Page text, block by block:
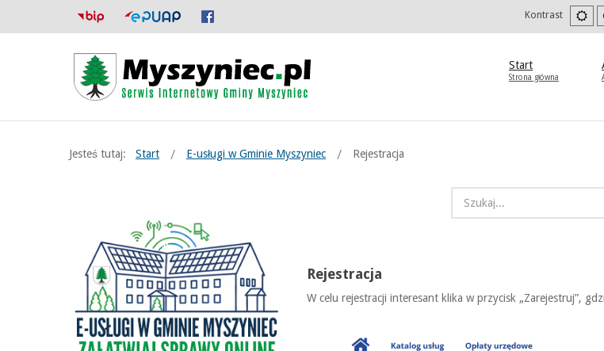
Kontrast
Start
Strona główna
Jesteś tutaj: Start E-usługi w Gminie Myszyniec Rejestracja
Rejestracja
W celu rejestracji interesant klika w przycisk „Zarejestruj”,